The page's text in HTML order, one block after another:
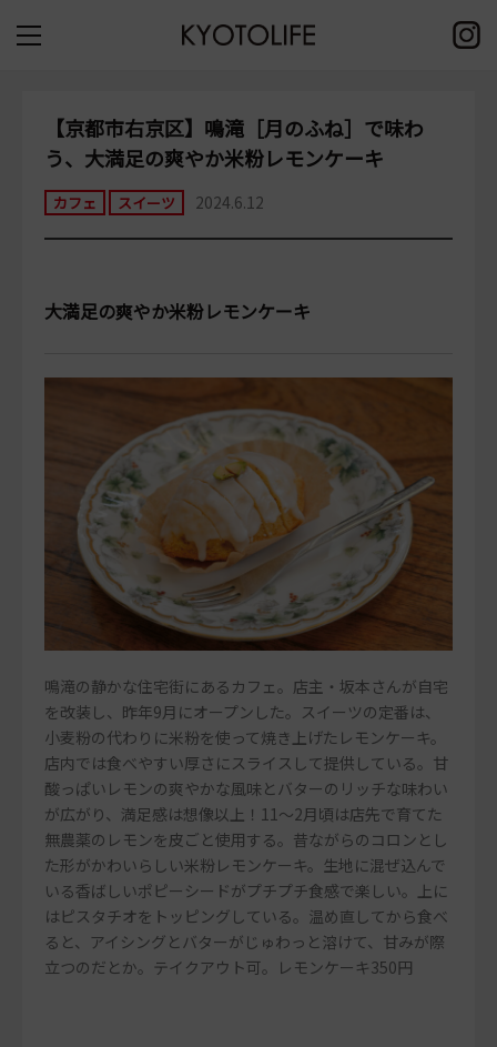
【京都市右京区】鳴滝［月のふね］で味わ
う、大満足の爽やか米粉レモンケーキ
カフェ スイーツ 2024.6.12
大満足の爽やか米粉レモンケーキ
鳴滝の静かな住宅街にあるカフェ。店主・坂本さんが自宅
を改装し、昨年9月にオープンした。スイーツの定番は、
小麦粉の代わりに米粉を使って焼き上げたレモンケーキ。
店内では食べやすい厚さにスライスして提供している。甘
酸っぱいレモンの爽やかな風味とバターのリッチな味わい
が広がり、満足感は想像以上！11～2月頃は店先で育てた
無農薬のレモンを皮ごと使用する。昔ながらのコロンとし
た形がかわいらしい米粉レモンケーキ。生地に混ぜ込んで
いる香ばしいポピーシードがプチプチ食感で楽しい。上に
はピスタチオをトッピングしている。温め直してから食べ
ると、アイシングとバターがじゅわっと溶けて、甘みが際
立つのだとか。テイクアウト可。レモンケーキ350円